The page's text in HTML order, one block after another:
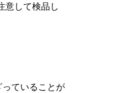
意して検品し
ていることが